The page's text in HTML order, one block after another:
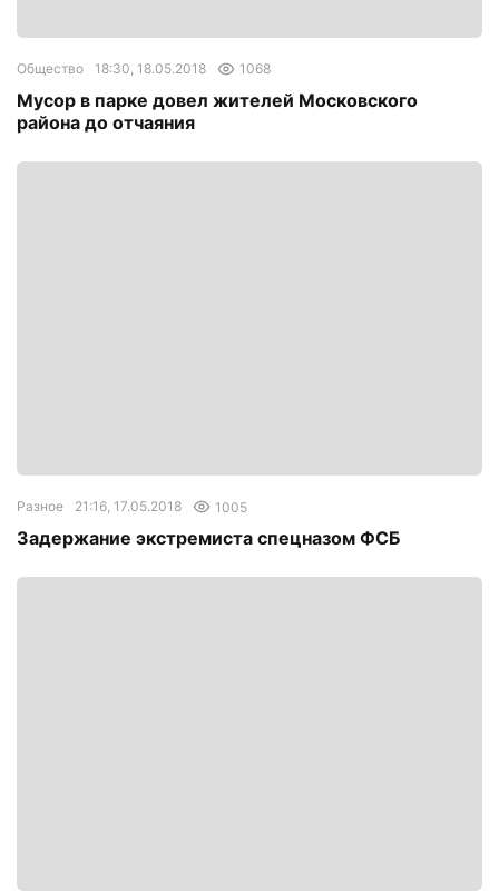
Общество 18:30, 18.05.2018 1068
Мусор в парке довел жителей Московского
района до отчаяния
Разное 21:16, 17.05.2018 1005
Задержание экстремиста спецназом ФСБ